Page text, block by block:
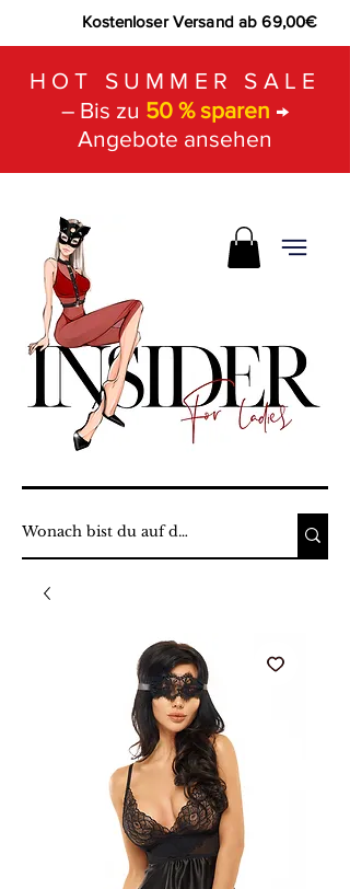
Kostenloser Versand ab 69,00€
HOT SUMMER SALE
– Bis zu 50 % sparen →
Angebote ansehen